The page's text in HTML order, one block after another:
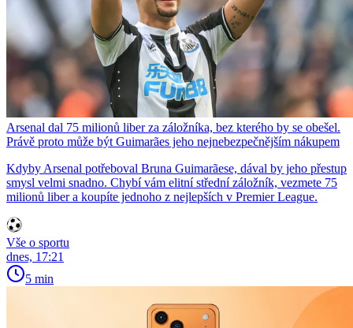
Arsenal dal 75 milionů liber za záložníka, bez kterého by se obešel.
Právě proto může být Guimarães jeho nejnebezpečnějším nákupem
Kdyby Arsenal potřeboval Bruna Guimarãese, dával by jeho přestup
smysl velmi snadno. Chybí vám elitní střední záložník, vezmete 75
milionů liber a koupíte jednoho z nejlepších v Premier League.
Vše o sportu
dnes, 17:21
5 min